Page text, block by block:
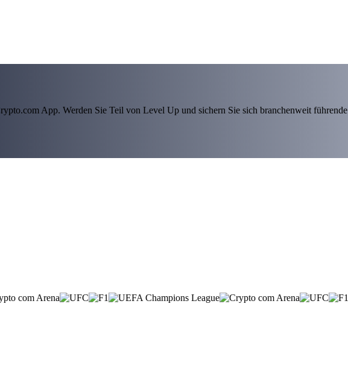
App. Werden Sie Teil von Level Up und sichern Sie sich branchenweit führende